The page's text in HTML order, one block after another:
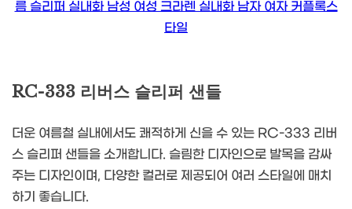
RC-333 리버스 슬리퍼 샌들
더운 여름철 실내에서도 쾌적하게 신을 수 있는 RC-333 리버
스 슬리퍼 샌들을 소개합니다. 슬림한 디자인으로 발목을 감싸
주는 디자인이며, 다양한 컬러로 제공되어 여러 스타일에 매치
하기 좋습니다.